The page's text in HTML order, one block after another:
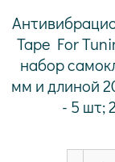
Tape For
набор
мм и длиной
- 5 шт;